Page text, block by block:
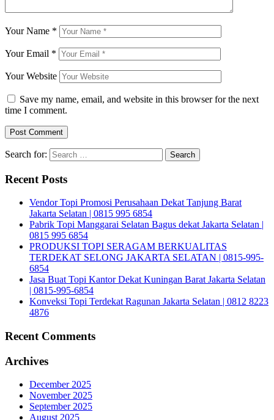
Your Name *
Your Email *
Your Website
Save my name, email, and website in this browser for the next
time I comment.
Search for:
Recent Posts
Vendor Topi Promosi Perusahaan Dekat Tanjung Barat
Jakarta Selatan | 0815 995 6854
Pabrik Topi Manggarai Selatan Bagus dekat Jakarta Selatan |
0815 995 6854
PRODUKSI TOPI SERAGAM BERKUALITAS
TERDEKAT SELONG JAKARTA SELATAN | 0815-995-
6854
Jasa Buat Topi Kantor Dekat Kuningan Barat Jakarta Selatan
| 0815-995-6854
Konveksi Topi Terdekat Ragunan Jakarta Selatan | 0812 8223
4876
Recent Comments
Archives
December 2025
November 2025
September 2025
August 2025